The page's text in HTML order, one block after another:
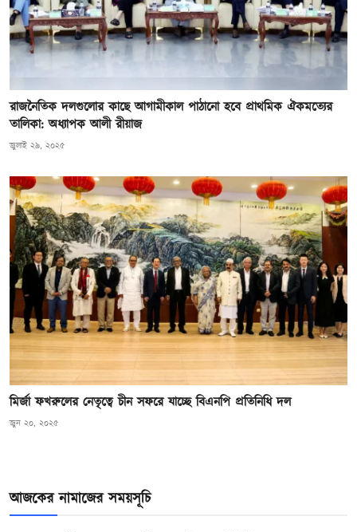
রাজনৈতিক দলগুলোর কাছে আগামীকাল পাঠানো হবে প্রাথমিক ঐকমত্যের
তালিকা: অধ্যাপক আলী রীয়াজ
জুলাই ২৯, ২০২৫
মির্জা ফখরুলের নেতৃত্বে চীন সফরে যাচ্ছে বিএনপি প্রতিনিধি দল
জুন ২০, ২০২৫
আজকের নামাজের সময়সূচি